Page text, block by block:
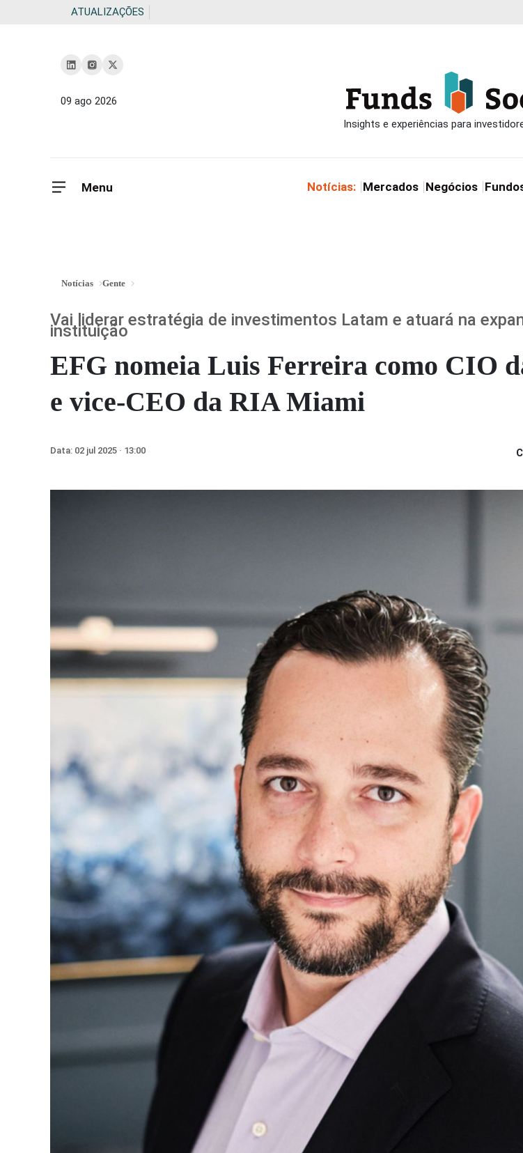
ATUALIZAÇÕES
09 ago 2026
Menu Notícias: Mercados Negócios
Notícias Gente
EFG nomeia Luis Ferreira como CIO
e vice-CEO da RIA Miami
Vai liderar estratégia de investimentos Latam e atuará na
instituição
Data: 02 jul 2025 · 13:00